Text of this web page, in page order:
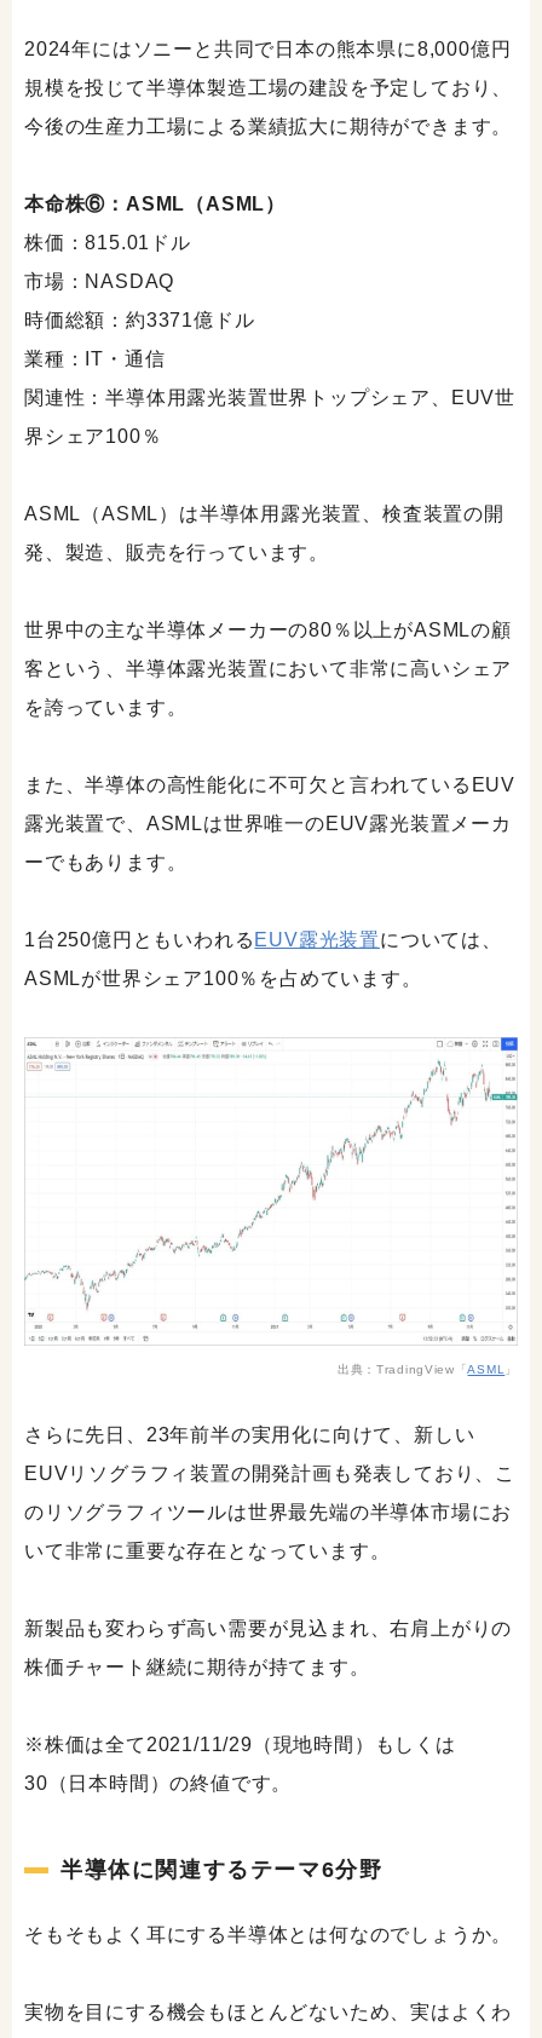
2024年にはソニーと共同で日本の熊本県に8,000億円
規模を投じて半導体製造工場の建設を予定しており、
今後の生産力工場による業績拡大に期待ができます。
本命株⑥：ASML（ASML）
株価：815.01ドル
市場：NASDAQ
時価総額：約3371億ドル
業種：IT・通信
関連性：半導体用露光装置世界トップシェア、EUV世
界シェア100％
ASML（ASML）は半導体用露光装置、検査装置の開
発、製造、販売を行っています。
世界中の主な半導体メーカーの80％以上がASMLの顧
客という、半導体露光装置において非常に高いシェア
を誇っています。
また、半導体の高性能化に不可欠と言われているEUV
露光装置で、ASMLは世界唯一のEUV露光装置メーカ
ーでもあります。
1台250億円ともいわれる EUV露光装置については、
ASMLが世界シェア100％を占めています。
出典：TradingView「ASML 」
さらに先日、23年前半の実用化に向けて、新しい
EUVリソグラフィ装置の開発計画も発表しており、こ
のリソグラフィツールは世界最先端の半導体市場にお
いて非常に重要な存在となっています。
新製品も変わらず高い需要が見込まれ、右肩上がりの
株価チャート継続に期待が持てます。
※株価は全て2021/11/29（現地時間）もしくは
30（日本時間）の終値です。
半導体に関連するテーマ6分野
そもそもよく耳にする半導体とは何なのでしょうか。
実物を目にする機会もほとんどないため、実はよくわ